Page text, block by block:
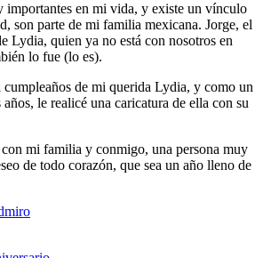
importantes en mi vida, y existe un vínculo
son parte de mi familia mexicana. Jorge, el
Lydia, quien ya no está con nosotros en
lo fue (lo es).
de mi querida Lydia, y como un
años, le realicé una caricatura de ella con su
mi familia y conmigo, una persona muy
de todo corazón, que sea un año lleno de